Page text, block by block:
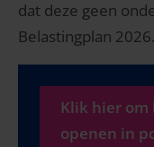
dat deze geen
Belastingplan 2026.
Klik hier
openen in